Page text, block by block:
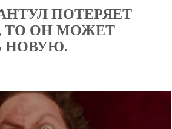
ПОТЕРЯЕТ
ТО ОН МОЖЕТ
НОВУЮ.